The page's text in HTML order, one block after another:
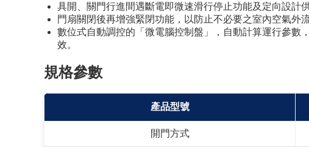
具開、關門行進間遇斷電即微速滑行停止功能及定向設計
門扇關閉後再增強緊閉功能，以防止不必要之室內空氣外
數位式自動調控的「微電腦控制盤」，自動計算運行參數
效。
規格參數
產品型號
開門方式